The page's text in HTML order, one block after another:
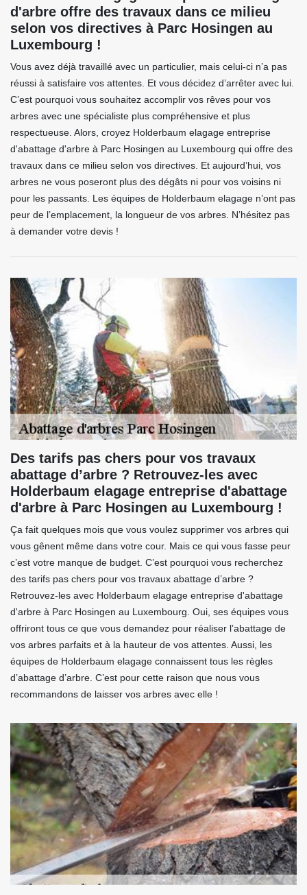
d'arbre offre des travaux dans ce milieu
selon vos directives à Parc Hosingen au
Luxembourg !
Vous avez déjà travaillé avec un particulier, mais celui-ci n’a pas
réussi à satisfaire vos attentes. Et vous décidez d’arrêter avec lui.
C’est pourquoi vous souhaitez accomplir vos rêves pour vos
arbres avec une spécialiste plus compréhensive et plus
respectueuse. Alors, croyez Holderbaum elagage entreprise
d'abattage d'arbre à Parc Hosingen au Luxembourg qui offre des
travaux dans ce milieu selon vos directives. Et aujourd’hui, vos
arbres ne vous poseront plus des dégâts ni pour vos voisins ni
pour les passants. Les équipes de Holderbaum elagage n’ont pas
peur de l’emplacement, la longueur de vos arbres. N’hésitez pas
à demander votre devis !
Des tarifs pas chers pour vos travaux
abattage d’arbre ? Retrouvez-les avec
Holderbaum elagage entreprise d'abattage
d'arbre à Parc Hosingen au Luxembourg !
Ça fait quelques mois que vous voulez supprimer vos arbres qui
vous gênent même dans votre cour. Mais ce qui vous fasse peur
c’est votre manque de budget. C’est pourquoi vous recherchez
des tarifs pas chers pour vos travaux abattage d’arbre ?
Retrouvez-les avec Holderbaum elagage entreprise d'abattage
d'arbre à Parc Hosingen au Luxembourg. Oui, ses équipes vous
offriront tous ce que vous demandez pour réaliser l’abattage de
vos arbres parfaits et à la hauteur de vos attentes. Aussi, les
équipes de Holderbaum elagage connaissent tous les règles
d’abattage d’arbre. C’est pour cette raison que nous vous
recommandons de laisser vos arbres avec elle !